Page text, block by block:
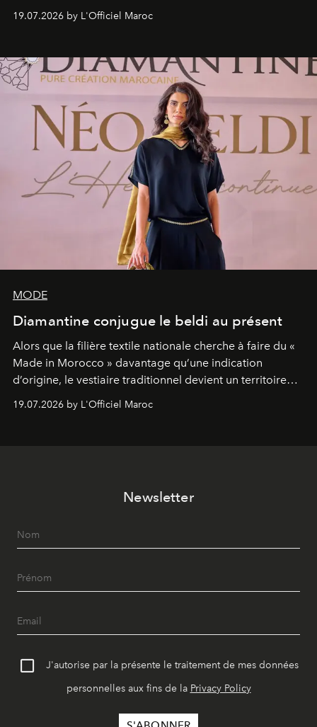
programmation pensée comme une succession de
rendez-vous avec l’océan.
19.07.2026 by L'Officiel Maroc
MODE
Diamantine conjugue le beldi au présent
Alors que la filière textile nationale cherche à faire du «
Made in Morocco » davantage qu’une indication
d’origine, le vestiaire traditionnel devient un territoire
d’expérimentation. Avec Néo Beldi, Diamantine en
révise les proportions et les usages pour l’inscrire dans
19.07.2026 by L'Officiel Maroc
Newsletter
J'autorise par la présente le traitement de mes données
personnelles aux fins de la Privacy Policy